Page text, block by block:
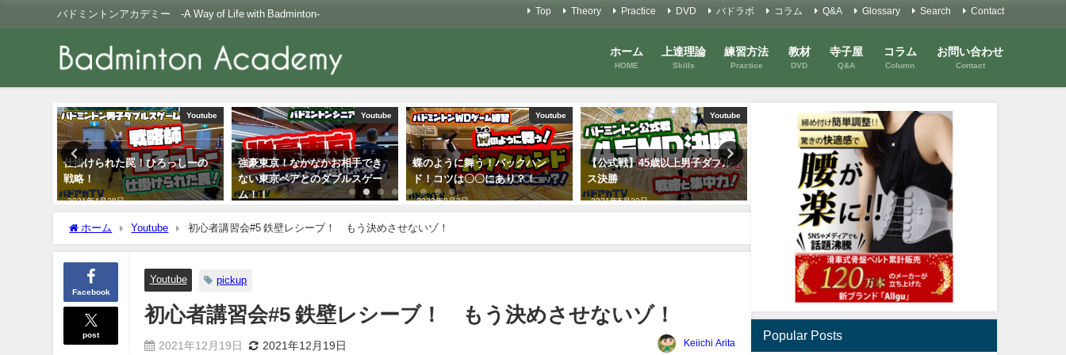
バドミントンアカデミー -A Way of Life with Badminton- Top Theory Practice DVD バドラボ コラム Q&A Glossary Search Contact
ホーム
HOME
上達理論
Skills
練習方法
Practice
教材
DVD
寺子屋
Q&A
コラム
Column
お問い合わせ
Contact
Youtube
強豪東京！なかなかお相手でき
ない東京ペアとのダブルスゲー
ム！！
Youtube
蝶のように舞う！バックハン
ド！コツは〇〇にあり？！
2022年8月3日
Youtube
【公式戦】45歳以上男子ダブル
ス決勝
2021年5月30日
Youtube
全日本シニアメダリストと半面
シングルス〜私の体力を消耗さ
せるもの編
コラム
バドミントンを考えるコラム
#14「点数を取る」を考える４
2020年11月7日
バドミントンを考えるコラ
#47 「成長」を考える②
2021年7月12日
ホーム Youtube 初心者講習会#5 鉄壁レシーブ！ もう決めさせないゾ！
Facebook
post
Youtube pickup
初心者講習会#5 鉄壁レシーブ！ もう決めさせないゾ！
2021年12月19日 2021年12月19日 Keiichi Arita
Popular Posts